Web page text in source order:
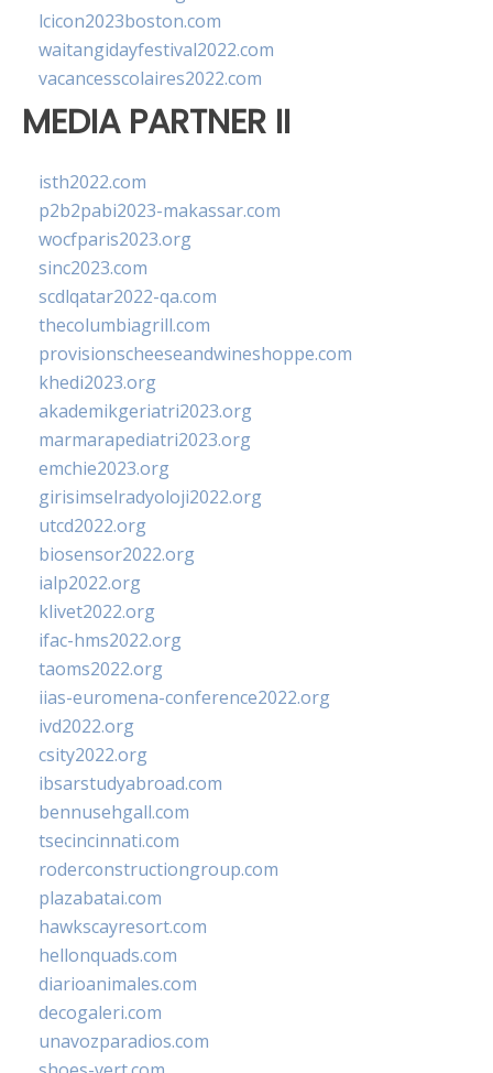
lcicon2023boston.com
waitangidayfestival2022.com
vacancesscolaires2022.com
MEDIA PARTNER II
isth2022.com
p2b2pabi2023-makassar.com
wocfparis2023.org
sinc2023.com
scdlqatar2022-qa.com
thecolumbiagrill.com
provisionscheeseandwineshoppe.com
khedi2023.org
akademikgeriatri2023.org
marmarapediatri2023.org
emchie2023.org
girisimselradyoloji2022.org
utcd2022.org
biosensor2022.org
ialp2022.org
klivet2022.org
ifac-hms2022.org
taoms2022.org
iias-euromena-conference2022.org
ivd2022.org
csity2022.org
ibsarstudyabroad.com
bennusehgall.com
tsecincinnati.com
roderconstructiongroup.com
plazabatai.com
hawkscayresort.com
hellonquads.com
diarioanimales.com
decogaleri.com
unavozparadios.com